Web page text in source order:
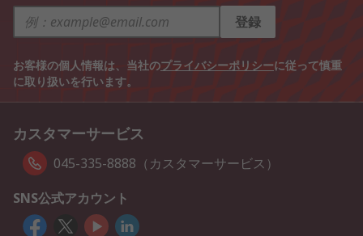
登録
お客様の個人情報は、当社のプライバシーポリシーに従って慎重
に取り扱いを行います。
カスタマーサービス
045-335-8888（カスタマーサービス）
SNS公式アカウント